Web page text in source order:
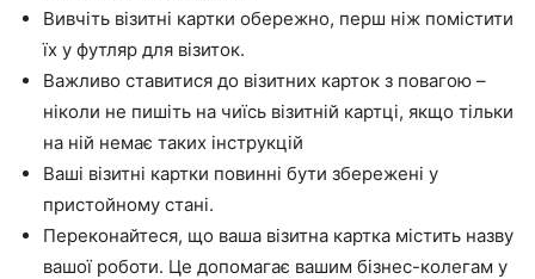
Вивчіть візитні картки обережно, перш ніж помістити
їх у футляр для візиток.
Важливо ставитися до візитних карток з повагою –
ніколи не пишіть на чиїсь візитній картці, якщо тільки
на ній немає таких інструкцій
Ваші візитні картки повинні бути збережені у
пристойному стані.
Переконайтеся, що ваша візитна картка містить назву
вашої роботи. Це допомагає вашим бізнес-колегам у